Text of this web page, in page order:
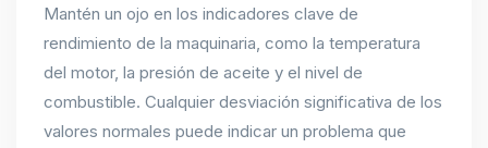
Mantén un ojo en los indicadores clave de
rendimiento de la maquinaria, como la temperatura
del motor, la presión de aceite y el nivel de
combustible. Cualquier desviación significativa de los
valores normales puede indicar un problema que